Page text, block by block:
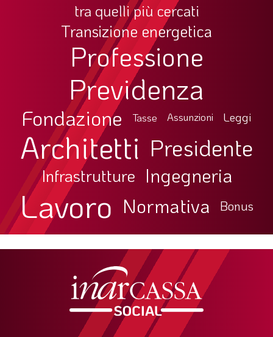
GOVERNANCE
FONDAZIONE
ASSOCIAZIONI
LA VIGNETTA DI EVASIO
SPECIALE
CAMBIA NUMERO
tra quelli più cercati
Transizione energetica
Professione
Previdenza
Fondazione Tasse Assunzioni Leggi
Architetti Presidente
Infrastrutture Ingegneria
Lavoro Normativa Bonus